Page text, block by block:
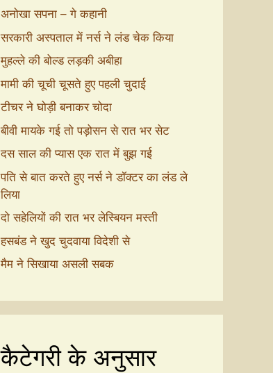
अनोखा सपना – गे कहानी
सरकारी अस्पताल में नर्स ने लंड चेक किया
मुहल्ले की बोल्ड लड़की अबीहा
मामी की चूची चूसते हुए पहली चुदाई
टीचर ने घोड़ी बनाकर चोदा
बीवी मायके गई तो पड़ोसन से रात भर सेट
दस साल की प्यास एक रात में बुझ गई
पति से बात करते हुए नर्स ने डॉक्टर का लंड ले
लिया
दो सहेलियों की रात भर लेस्बियन मस्ती
हसबंड ने खुद चुदवाया विदेशी से
मैम ने सिखाया असली सबक
कैटेगरी के अनुसार